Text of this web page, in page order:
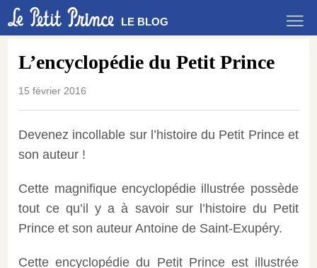
LE BLOG
L’encyclopédie du Petit Prince
15 février 2016
Devenez incollable sur l’histoire du Petit Prince et
son auteur !
Cette magnifique encyclopédie illustrée possède
tout ce qu’il y a à savoir sur l’histoire du Petit
Prince et son auteur Antoine de Saint-Exupéry.
Cette encyclopédie du Petit Prince est illustrée